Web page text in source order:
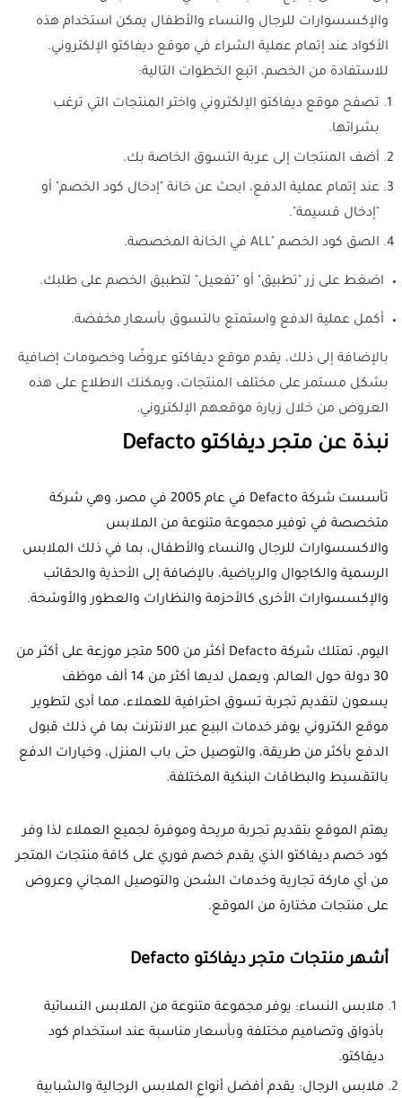
والإكسسوارات للرجال والنساء والأطفال يمكن استخدام هذه
الأكواد عند إتمام عملية الشراء في موقع ديفاكتو الإلكتروني.
للاستفادة من الخصم، اتبع الخطوات التالية:
تصفح موقع ديفاكتو الإلكتروني واختر المنتجات التي ترغب
بشرائها.
أضف المنتجات إلى عربة التسوق الخاصة بك.
عند إتمام عملية الدفع، ابحث عن خانة "إدخال كود الخصم" أو
"إدخال قسيمة".
الصق كود الخصم "ALL في الخانة المخصصة.
اضغط على زر "تطبيق" أو "تفعيل" لتطبيق الخصم على طلبك.
أكمل عملية الدفع واستمتع بالتسوق بأسعار مخفضة.
بالإضافة إلى ذلك، يقدم موقع ديفاكتو عروضًا وخصومات إضافية
بشكل مستمر على مختلف المنتجات، ويمكنك الاطلاع على هذه
العروض من خلال زيارة موقعهم الإلكتروني.
نبذة عن متجر ديفاكتو Defacto
تأسست شركة Defacto في عام 2005 في مصر، وهي شركة
متخصصة في توفير مجموعة متنوعة من الملابس
والاكسسوارات للرجال والنساء والأطفال، بما في ذلك الملابس
الرسمية والكاجوال والرياضية، بالإضافة إلى الأحذية والحقائب
والإكسسوارات الأخرى كالأحزمة والنظارات والعطور والأوشحة.
اليوم، تمتلك شركة Defacto أكثر من 500 متجر موزعة على أكثر من
30 دولة حول العالم، ويعمل لديها أكثر من 14 ألف موظف
يسعون لتقديم تجربة تسوق احترافية للعملاء، مما أدى لتطوير
موقع الكتروني يوفر خدمات البيع عبر الانترنت بما في ذلك قبول
الدفع بأكثر من طريقة، والتوصيل حتى باب المنزل، وخيارات الدفع
بالتقسيط والبطاقات البنكية المختلفة.
يهتم الموقع بتقديم تجربة مريحة وموفرة لجميع العملاء لذا وفر
كود خصم ديفاكتو الذي يقدم خصم فوري على كافة منتجات المتجر
من أي ماركة تجارية وخدمات الشحن والتوصيل المجاني وعروض
على منتجات مختارة من الموقع.
أشهر منتجات متجر ديفاكتو Defacto
ملابس النساء: يوفر مجموعة متنوعة من الملابس النسائية
بأذواق وتصاميم مختلفة وبأسعار مناسبة عند استخدام كود
ديفاكتو.
ملابس الرجال: يقدم أفضل أنواع الملابس الرجالية والشبابية